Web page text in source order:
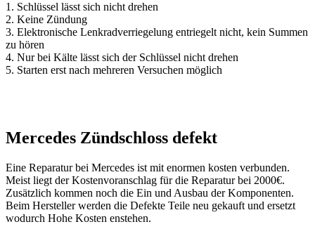
1. Schlüssel lässt sich nicht drehen
2. Keine Zündung
3. Elektronische Lenkradverriegelung entriegelt nicht, kein Summen
zu hören
4. Nur bei Kälte lässt sich der Schlüssel nicht drehen
5. Starten erst nach mehreren Versuchen möglich
Mercedes Zündschloss defekt
Eine Reparatur bei Mercedes ist mit enormen kosten verbunden.
Meist liegt der Kostenvoranschlag für die Reparatur bei 2000€.
Zusätzlich kommen noch die Ein und Ausbau der Komponenten.
Beim Hersteller werden die Defekte Teile neu gekauft und ersetzt
wodurch Hohe Kosten enstehen.